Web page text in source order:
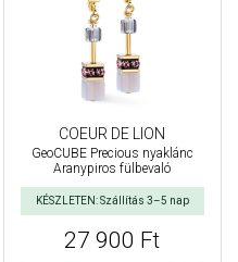
COEUR DE LION
GeoCUBE Precious nyaklánc
Aranypiros fülbevaló
KÉSZLETEN: Szállítás 3–5 nap
27 900 Ft